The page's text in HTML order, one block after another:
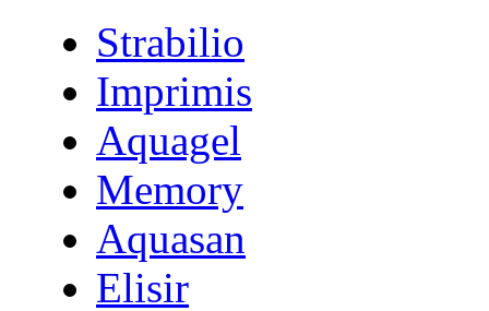
Strabilio
Imprimis
Aquagel
Memory
Aquasan
Elisir